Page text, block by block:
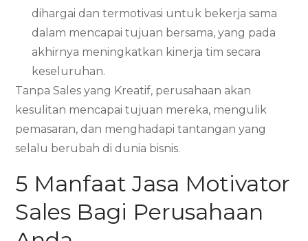
dihargai dan termotivasi untuk bekerja sama
dalam mencapai tujuan bersama, yang pada
akhirnya meningkatkan kinerja tim secara
keseluruhan.
Tanpa Sales yang Kreatif, perusahaan akan
kesulitan mencapai tujuan mereka, mengulik
pemasaran, dan menghadapi tantangan yang
selalu berubah di dunia bisnis.
5 Manfaat Jasa Motivator
Sales Bagi Perusahaan